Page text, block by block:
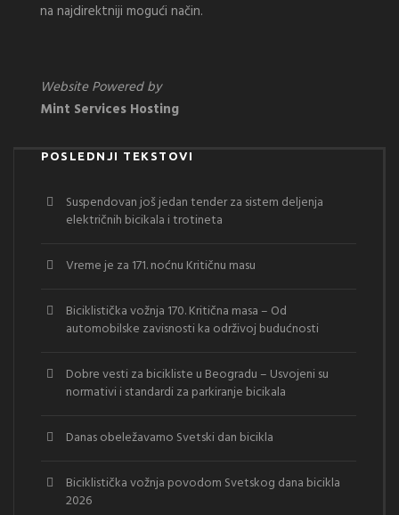
na najdirektniji mogući način.
Website Powered by
Mint Services Hosting
POSLEDNJI TEKSTOVI
Suspendovan još jedan tender za sistem deljenja
električnih bicikala i trotineta
Vreme je za 171. noćnu Kritičnu masu
Biciklistička vožnja 170. Kritična masa – Od
automobilske zavisnosti ka održivoj budućnosti
Dobre vesti za bicikliste u Beogradu – Usvojeni su
normativi i standardi za parkiranje bicikala
Danas obeležavamo Svetski dan bicikla
Biciklistička vožnja povodom Svetskog dana bicikla
2026